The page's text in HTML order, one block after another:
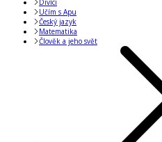
Divíci
Učím s Apu
Český jazyk
Matematika
Člověk a jeho svět